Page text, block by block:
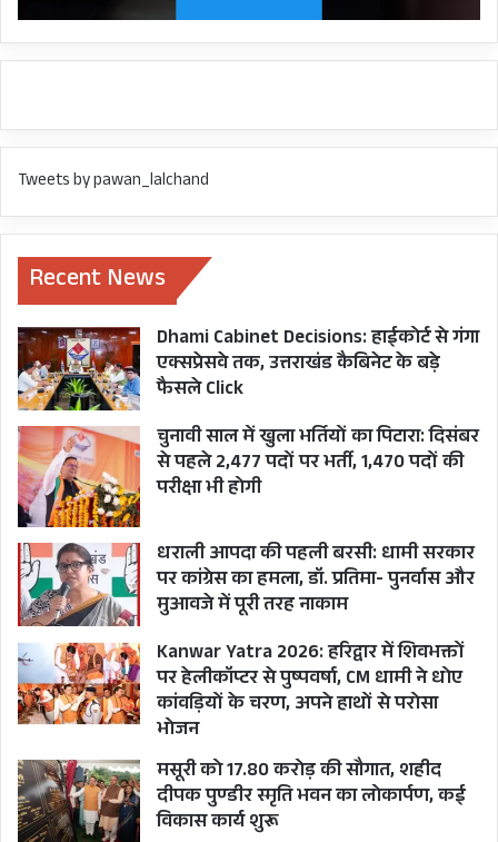
।
Dehradun-Almora-Pithoragarh Heli Service
Heli service
UTTARAKHAND
Tweets by pawan_lalchand
Recent News
Dhami Cabinet Decisions: हाईकोर्ट से गंगा
एक्सप्रेसवे तक, उत्तराखंड कैबिनेट के बड़े
फैसले Click
चुनावी साल में खुला भर्तियों का पिटारा: दिसंबर
से पहले 2,477 पदों पर भर्ती, 1,470 पदों की
परीक्षा भी होगी
धराली आपदा की पहली बरसी: धामी सरकार
पर कांग्रेस का हमला, डॉ. प्रतिमा- पुनर्वास और
मुआवजे में पूरी तरह नाकाम
Kanwar Yatra 2026: हरिद्वार में शिवभक्तों
पर हेलीकॉप्टर से पुष्पवर्षा, CM धामी ने धोए
कांवड़ियों के चरण, अपने हाथों से परोसा
भोजन
मसूरी को 17.80 करोड़ की सौगात, शहीद
दीपक पुण्डीर स्मृति भवन का लोकार्पण, कई
विकास कार्य शुरू